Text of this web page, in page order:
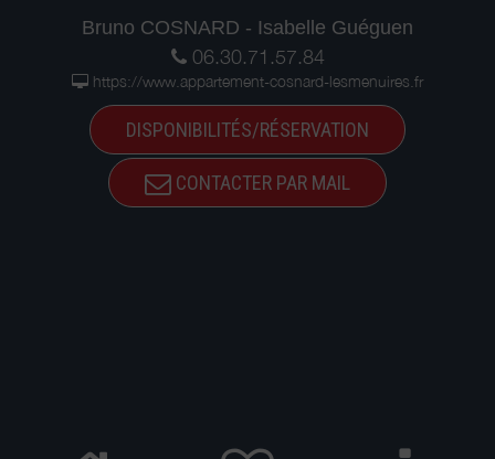
Bruno COSNARD - Isabelle Guéguen
06.30.71.57.84
https://www.appartement-cosnard-lesmenuires.fr
DISPONIBILITÉS/RÉSERVATION
CONTACTER PAR MAIL